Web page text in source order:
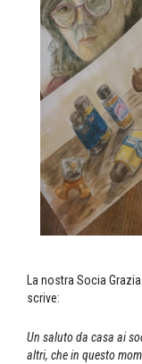
La nostra Socia
scrive:
Un saluto da casa ai
altri, che in questo